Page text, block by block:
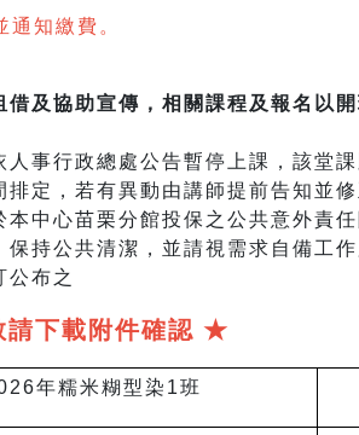
知繳費。
及協助宣傳，相關課程及報名以
事行政總處公告暫停上課，該堂課
定，若有異動由講師提前告知並修
心苗栗分館投保之公共意外責任
公共清潔，並請視需求自備工作
布之
請下載附件確認 ★
年糯米糊型染1班